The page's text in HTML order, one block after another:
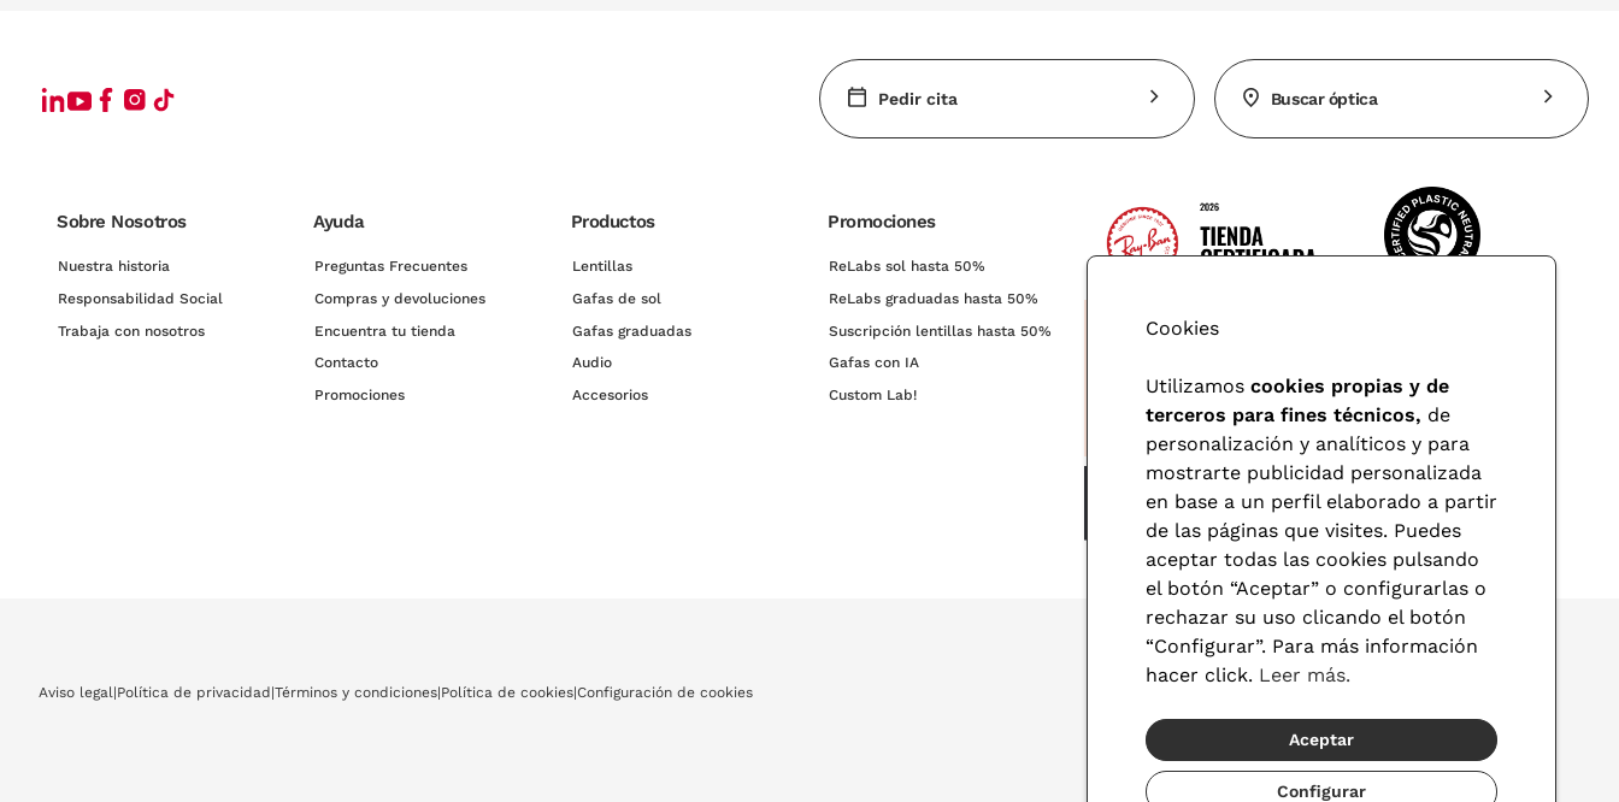
Pedir cita Buscar óptica
Sobre Nosotros
Nuestra historia
Responsabilidad Social
Trabaja con nosotros
Ayuda
Preguntas Frecuentes
Compras y devoluciones
Encuentra tu tienda
Contacto
Promociones
Productos
Lentillas
Gafas de sol
Gafas graduadas
Audio
Accesorios
Promociones
ReLabs sol hasta 50%
ReLabs graduadas hasta 50%
Suscripción lentillas hasta 50%
Gafas con IA
Custom Lab!
Aviso legal|Política de privacidad |Términos y condiciones|Política de cookies|Configuración de cookies
© 2026 Visionlab
Cookies
Utilizamos cookies propias y de
terceros para fines técnicos, de
personalización y analíticos y para
mostrarte publicidad personalizada
en base a un perfil elaborado a partir
de las páginas que visites. Puedes
aceptar todas las cookies pulsando
el botón “Aceptar” o configurarlas o
rechazar su uso clicando el botón
“Configurar”. Para más información
hacer click. Leer más.
Aceptar
Configurar